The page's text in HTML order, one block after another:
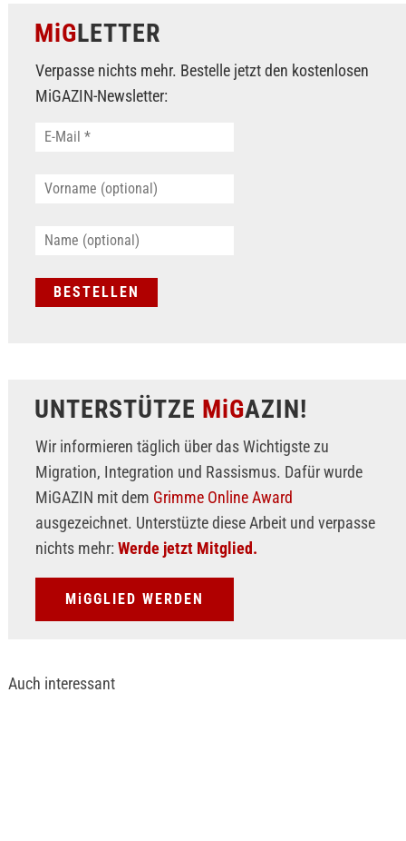
MiGLETTER
Verpasse nichts mehr. Bestelle jetzt den kostenlosen
MiGAZIN-Newsletter:
UNTERSTÜTZE MiGAZIN!
Wir informieren täglich über das Wichtigste zu
Migration, Integration und Rassismus. Dafür wurde
MiGAZIN mit dem Grimme Online Award
ausgezeichnet. Unterstüzte diese Arbeit und verpasse
nichts mehr: Werde jetzt Mitglied.
MiGGLIED WERDEN
Auch interessant